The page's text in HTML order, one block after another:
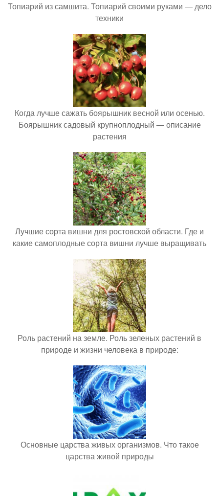
Топиарий из самшита. Топиарий своими руками — дело
техники
Когда лучше сажать боярышник весной или осенью.
Боярышник садовый крупноплодный — описание
растения
Лучшие сорта вишни для ростовской области. Где и
какие самоплодные сорта вишни лучше выращивать
Роль растений на земле. Роль зеленых растений в
природе и жизни человека в природе:
Основные царства живых организмов. Что такое
царства живой природы